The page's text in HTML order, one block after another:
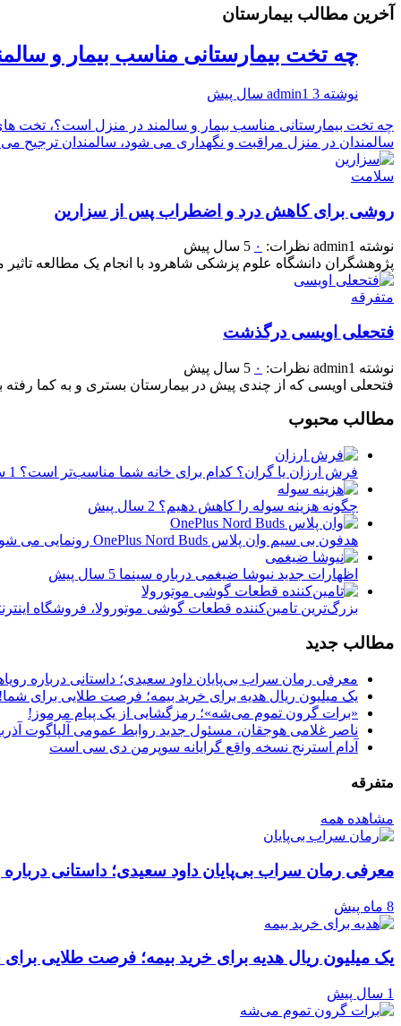
آخرین مطالب بیمارستان
چه تخت بیمارستانی مناسب بیمار و
نوشته admin1 3 سال پیش
سالمندان در منزل مراقبت و نگهداری می شود، سالمندان ترجیح
سلامت
روشی برای کاهش درد و اضطراب پس از سزارین
نوشته admin1 نظرات: ۰ 5 سال پیش
پژوهشگران دانشگاه علوم پزشکی شاهرود با انجام یک مطالعه
متفرقه
فتحعلی اویسی درگذشت
نوشته admin1 نظرات: ۰ 5 سال پیش
فتحعلی اویسی که از چندی پیش در بیمارستان بستری و به کما رفته بود، صبح سه شنبه، ۱۳ مهرماه
مطالب محبوب
فرش ارزان یا گران؟ کدام برای خانه شما مناسب‌تر است؟ 1 سال پیش
چگونه هزینه سوله را کاهش دهیم؟ 2 سال پیش
هدفون بی سیم وان پلاس OnePlus Nord Buds رونمایی می شود
اظهارات جدید نیوشا ضیغمی درباره سینما 5 سال پیش
بزرگ‌ترین تامین‌کننده قطعات گوشی موتورولا، فروشگاه
مطالب جدید
معرفی رمان سراب بی‌پایان داود سعیدی؛ داستانی درباره
یک میلیون ریال هدیه برای خرید بیمه؛ فرصت طلایی برای شما!
«برات گرون تموم می‌شه»؛ رمزگشایی از یک پیام مرموز!
ناصر غلامی هوجقان، مسئول جدید روابط عمومی آلپاگوت
آدام استرنج نسخه واقع گرایانه سوپرمن دی سی است
متفرقه
مشاهده همه
معرفی رمان سراب بی‌پایان داود سعیدی؛ داستانی
8 ماه پیش
یک میلیون ریال هدیه برای خرید بیمه؛ فرصت طلایی
1 سال پیش